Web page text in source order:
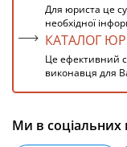
Для юриста це
необхідної
КАТАЛОГ
Це ефективний
виконавця для
Ми в